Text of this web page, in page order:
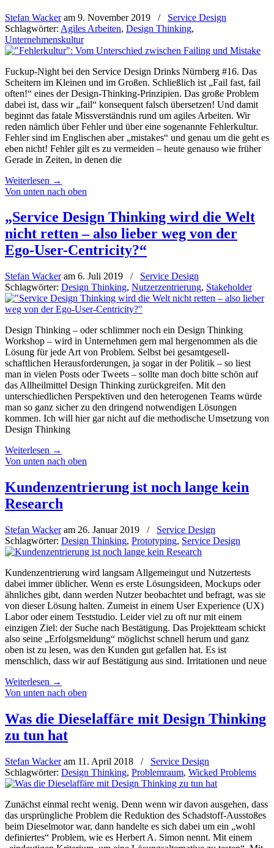
Stefan Wackeram 9. November 2019 /
Service Design
Schlagwörter: Agiles Arbeiten, Design Thinking,
Unternehmenskultur
Fuckup-Night bei den Service Design Drinks Nürnberg #16. Das
Scheitern im Kleinen und im Großen. Schließlich ist „Fail fast, fail
often!“ eines der Design-Thinking-Prinzipien. Das große Problem
dabei ist, dass wir „fail“ konsequent falsch übersetzen! Und damit
beginnt das fatale Missverständnis rund um agiles Arbeiten. Wir
reden nämlich über Fehler und über eine sogenannte Fehlerkultur.
Fehler sind im Englischen aber „mistakes“ und genau um die geht es
eben nicht! Fehler gilt es zu vermeiden – heute genauso wie früher
Gerade in Zeiten, in denen die
Weiterlesen →
Von unten nach oben
„Service Design Thinking wird die Welt
nicht retten – also lieber weg von der
Ego-User-Centricity?“
Stefan Wackeram 6. Juli 2019 /
Service Design
Schlagwörter: Design Thinking, Nutzerzentrierung, Stakeholder
Design Thinking – oder schlimmer noch ein Design Thinking
Workshop – wird in Unternehmen gern mal hergenommen als die
Lösung für jede Art von Problem. Selbst bei gesamt­gesell­
schaftlichen Herausforderungen, ja sogar in der Politik – so liest
man in vielen Posts oder Tweets – sollte man doch bitte schön auf
das Allheilmittel Design Thinking zurückgreifen. Mit den
unterschiedlichen Perspektiven und den heterogenen Teams würde
man so ganz sicher zu den dringend notwendigen Lösungen
kommen. Ich will hier gar nicht auf die methodische Umsetzung von
Design Thinking
Weiterlesen →
Von unten nach oben
Kundenzentrierung ist noch lange kein
Research
Stefan Wackeram 26. Januar 2019 /
Service Design
Schlagwörter: Design Thinking, Prototyping, Service Design
Kundenzentrierung wird langsam Allgemeingut und Nutzertests
dabei immer üblicher. Wenn es erste Lösungsideen, Mockups oder
ähnliches gibt, dann werden Nutzer beobachtet und befragt, was sie
von dieser Lösung halten. Zumeist in einem User Experience (UX)
Labor oder einem Teststudio. Leider viel zu oft nur mit einem
einzigen Ziel: der Suche nach Bestätigung. Das Projektteam schickt
also seine „Erfolgsmeldung“ möglichst schnell herum und ganz
oben ist zu lesen, was den Kunden gut gefallen hat. Es ist
menschlich, dass wir auf Bestätigung aus sind. Irritationen und neue
Weiterlesen →
Von unten nach oben
Was die Dieselaffäre mit Design Thinking
zu tun hat
Stefan Wackeram 11. April 2018 /
Service Design
Schlagwörter: Design Thinking, Problemraum, Wicked Problems
Zunächst einmal recht wenig. Denn wenn wir davon ausgehen, dass
das ursprüngliche Problem die Reduktion des Schadstoff-Ausstoßes
beim Dieselmotor war, dann handelte es sich dabei um ein „wohl
definiertes“ Problem, wie es Herbert A. Simon nennt. Mit einem